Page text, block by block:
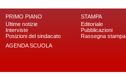
PRIMO PIANO
Ultime notizie
Interviste
Posizioni del sindacato
AGENDA SCUOLA
STAMPA
Editoriale
Pubblicazioni
Rassegna stampa